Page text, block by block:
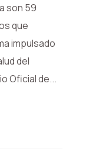
son 59
que
impulsado
del
Oficial de...